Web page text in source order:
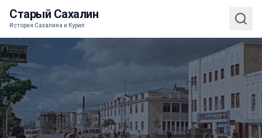
Старый Сахалин
История Сахалина и Курил